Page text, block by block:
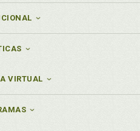
VIRTUAL